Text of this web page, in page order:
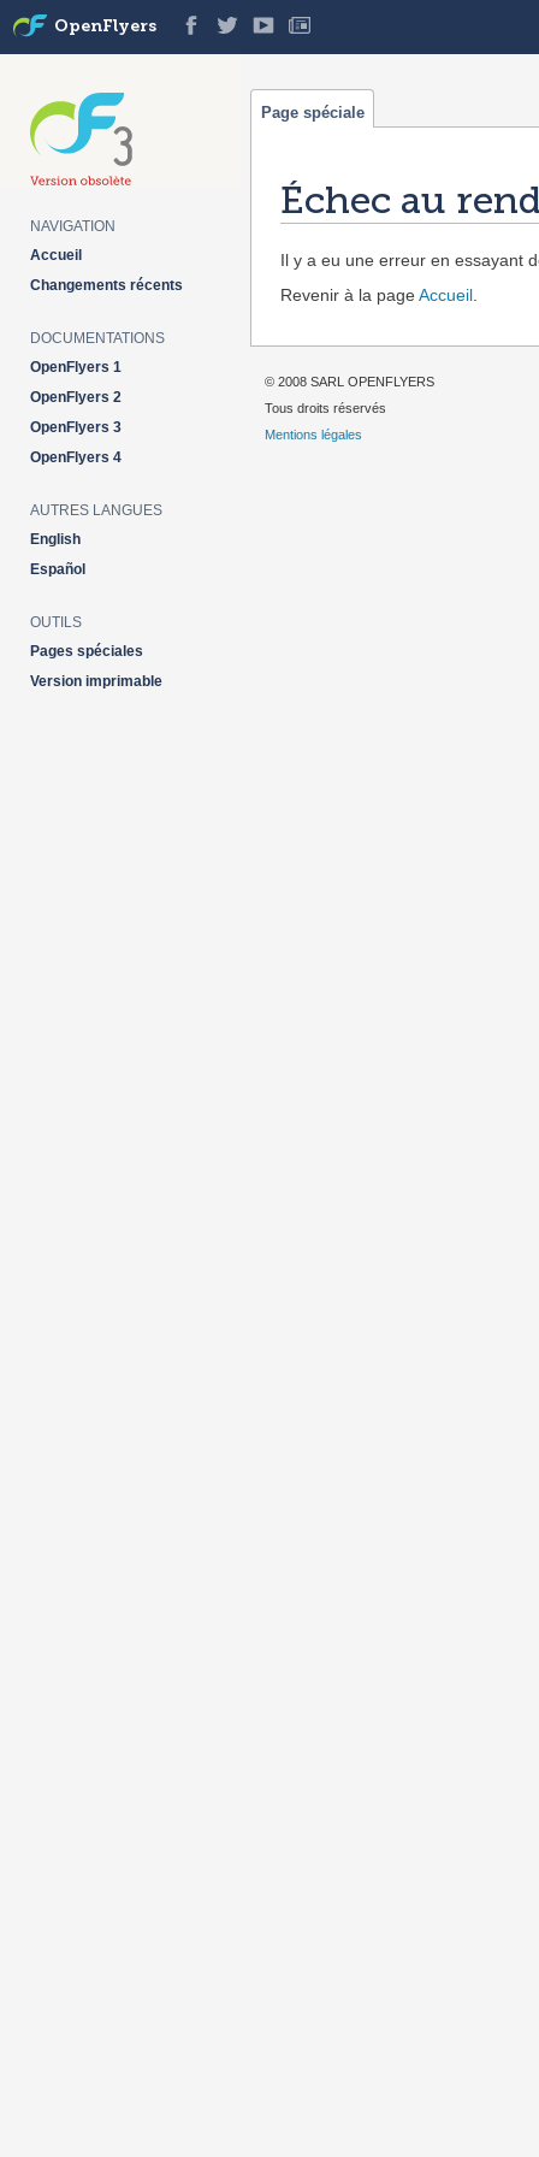
Échec au
Il y a eu une erreur en essayant
Revenir à la pageAccueil
Page spéciale
OpenFlyers
NAVIGATION
Accueil
Changements récents
DOCUMENTATIONS
OpenFlyers 1
OpenFlyers 2
OpenFlyers 3
OpenFlyers 4
AUTRES LANGUES
English
Español
OUTILS
Pages spéciales
Version imprimable
© 2008 SARL OPENFLYERS
Tous droits réservés
Mentions légales